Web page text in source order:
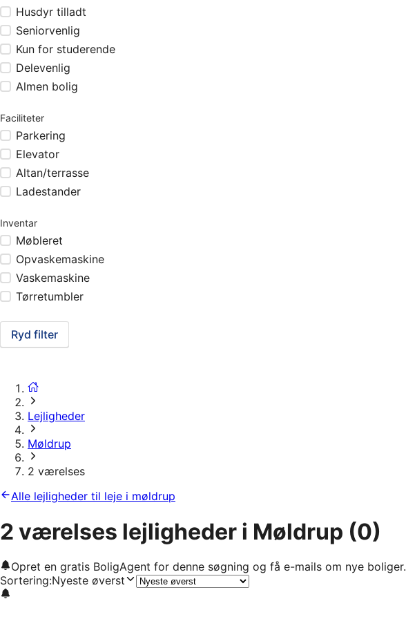
Husdyr tilladt
Seniorvenlig
Kun for studerende
Delevenlig
Almen bolig
Faciliteter
Parkering
Elevator
Altan/terrasse
Ladestander
Inventar
Møbleret
Opvaskemaskine
Vaskemaskine
Tørretumbler
Ryd filter
Lejligheder
Møldrup
2 værelses
Alle lejligheder til leje i møldrup
2 værelses lejligheder i Møldrup (0)
Opret en gratis BoligAgent for denne søgning og få e-mails om nye boliger.
Sortering:Nyeste øverst